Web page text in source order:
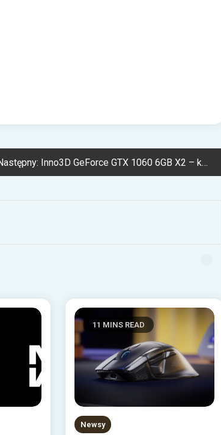
Inno3D GeForce GTX 1060 6GB X2 – karta graficzna dla graczy
11 MINS READ
Newsy